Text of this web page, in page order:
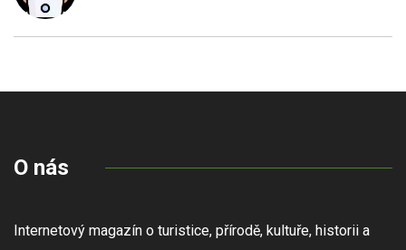
O nás
Internetový magazín o turistice, přírodě, kultuře, historii a